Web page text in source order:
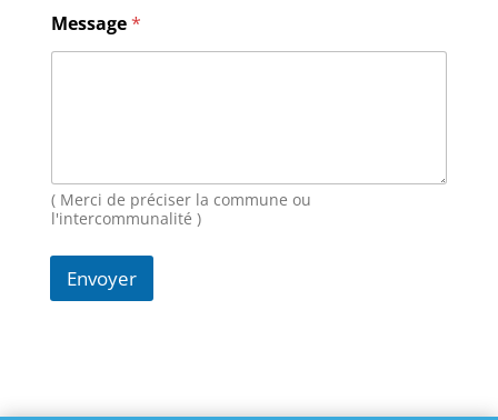
e
E
-
o
m
Message*
( Merci de préciser la commune ou
l'intercommunalité )
Envoyer